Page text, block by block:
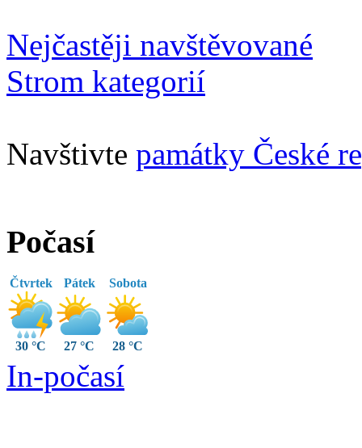
Nejčastěji navštěvované
Strom kategorií
Navštivte památky České
Počasí
Čtvrtek
30 °C
Pátek
27 °C
Sobota
28 °C
In-počasí